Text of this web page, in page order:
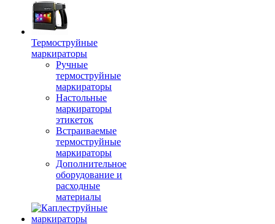
Термоструйные
маркираторы
Ручные
термоструйные
маркираторы
Настольные
маркираторы
этикеток
Встраиваемые
термоструйные
маркираторы
Дополнительное
оборудование и
расходные
материалы